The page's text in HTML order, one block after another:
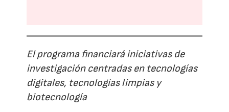
El programa financiará iniciativas de
investigación centradas en tecnologías
digitales, tecnologías limpias y
biotecnología